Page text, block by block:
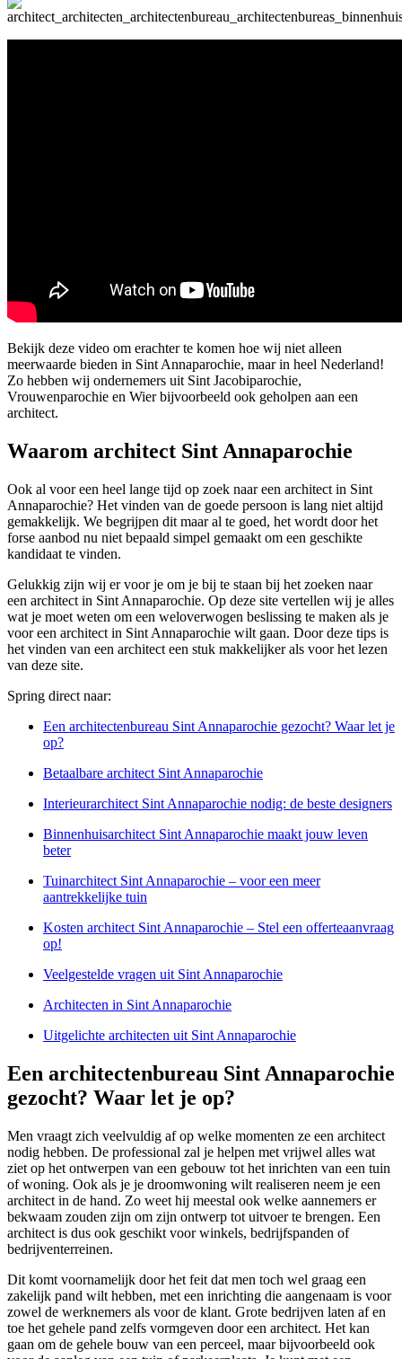
Bekijk deze video om erachter te komen hoe wij niet alleen
meerwaarde bieden in Sint Annaparochie, maar in heel Nederland!
Zo hebben wij ondernemers uit Sint Jacobiparochie,
Vrouwenparochie en Wier bijvoorbeeld ook geholpen aan een
architect.
Waarom architect Sint Annaparochie
Ook al voor een heel lange tijd op zoek naar een architect in Sint
Annaparochie? Het vinden van de goede persoon is lang niet altijd
gemakkelijk. We begrijpen dit maar al te goed, het wordt door het
forse aanbod nu niet bepaald simpel gemaakt om een geschikte
kandidaat te vinden.
Gelukkig zijn wij er voor je om je bij te staan bij het zoeken naar
een architect in Sint Annaparochie. Op deze site vertellen wij je alles
wat je moet weten om een weloverwogen beslissing te maken als je
voor een architect in Sint Annaparochie wilt gaan. Door deze tips is
het vinden van een architect een stuk makkelijker als voor het lezen
van deze site.
Spring direct naar:
Een architectenbureau Sint Annaparochie gezocht? Waar let je
op?
Betaalbare architect Sint Annaparochie
Interieurarchitect Sint Annaparochie nodig: de beste designers
Binnenhuisarchitect Sint Annaparochie maakt jouw leven
beter
Tuinarchitect Sint Annaparochie – voor een meer
aantrekkelijke tuin
Kosten architect Sint Annaparochie – Stel een offerteaanvraag
op!
Veelgestelde vragen uit Sint Annaparochie
Architecten in Sint Annaparochie
Uitgelichte architecten uit Sint Annaparochie
Een architectenbureau Sint Annaparochie
gezocht? Waar let je op?
Men vraagt zich veelvuldig af op welke momenten ze een architect
nodig hebben. De professional zal je helpen met vrijwel alles wat
ziet op het ontwerpen van een gebouw tot het inrichten van een tuin
of woning. Ook als je je droomwoning wilt realiseren neem je een
architect in de hand. Zo weet hij meestal ook welke aannemers er
bekwaam zouden zijn om zijn ontwerp tot uitvoer te brengen. Een
architect is dus ook geschikt voor winkels, bedrijfspanden of
bedrijventerreinen.
Dit komt voornamelijk door het feit dat men toch wel graag een
zakelijk pand wilt hebben, met een inrichting die aangenaam is voor
zowel de werknemers als voor de klant. Grote bedrijven laten af en
toe het gehele pand zelfs vormgeven door een architect. Het kan
gaan om de gehele bouw van een perceel, maar bijvoorbeeld ook